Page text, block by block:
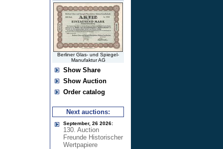
Berliner Glas- und Spiegel-
Manufaktur AG
Show Share
Show Auction
Order catalog
Next auctions:
September, 26 2026:
130. Auction
Freunde Historischer
Wertpapiere